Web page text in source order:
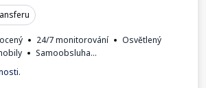
24/7 monitorování
Osvětlený
Samoobsluha
parkoviště.